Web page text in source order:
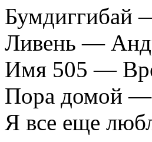
Бумдиггибай
Ливень —
Имя 505 —
Пора домой
Я все еще